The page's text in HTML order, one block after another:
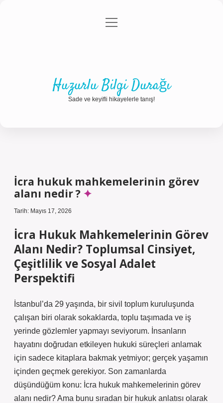
Gizlilik Politikası
menüyü
Huzurlu Bilgi Durağı
Sade ve keyifli hikayelerle tanış!
İcra hukuk mahkemelerinin görev
alanı nedir ?
Tarih: Mayıs 17, 2026
İcra Hukuk Mahkemelerinin Görev
Alanı Nedir? Toplumsal Cinsiyet,
Çeşitlilik ve Sosyal Adalet
Perspektifi
İstanbul’da 29 yaşında, bir sivil toplum kuruluşunda
çalışan biri olarak sokaklarda, toplu taşımada ve iş
yerinde gözlemler yapmayı seviyorum. İnsanların
hayatını doğrudan etkileyen hukuki süreçleri anlamak
için sadece kitaplara bakmak yetmiyor; gerçek yaşamın
içinden geçmek gerekiyor. Son zamanlarda
düşündüğüm konu: İcra hukuk mahkemelerinin görev
alanı nedir? Ama bunu sıradan bir hukuk anlatısı olarak